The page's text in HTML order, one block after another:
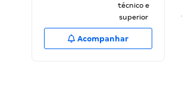
técnico e
superior
Acompanhar